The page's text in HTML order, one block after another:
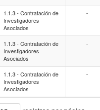
1.1.3 - Contratación de
Investigadores
Asociados
-
1.1.3 - Contratación de
Investigadores
Asociados
-
1.1.3 - Contratación de
Investigadores
Asociados
-